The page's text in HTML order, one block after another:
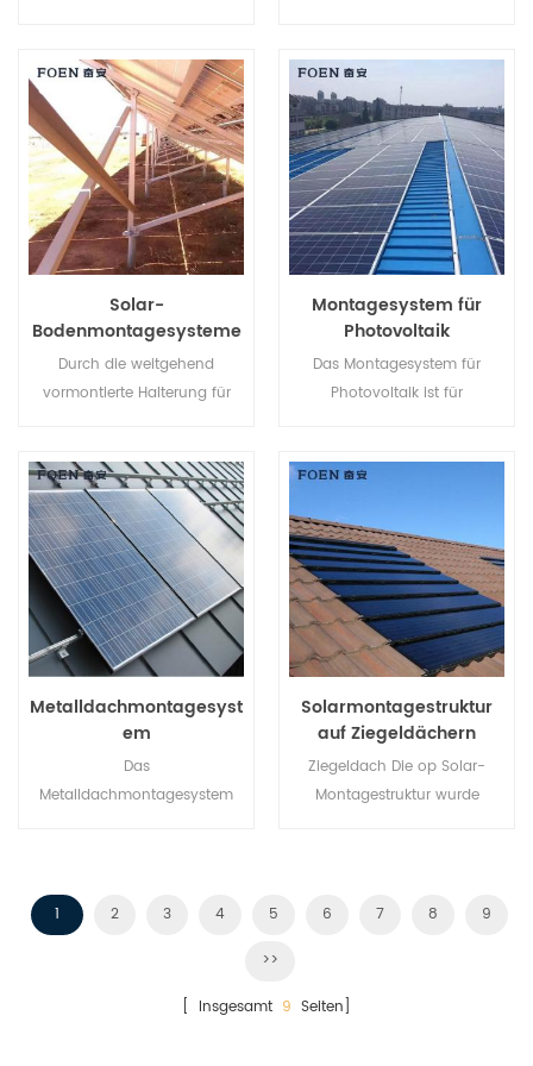
Arbeitskosten zu sparen und
die Installationszeit zu
verkürzen.
Erdschrauben verwendet
werden.
Solar-
Bodenmontagesysteme
Durch die weitgehend
vormontierte Halterung für
sparen und die
Installationszeit verkürzen.
Montagesystem für
Photovoltaik
Das Montagesystem für
Photovoltaik ist für
Montage, enorme
bald.
Metalldachmontagesyst
em
Das
Metalldachmontagesystem
sicherer Struktur.
Solarmontagestruktur
auf Ziegeldächern
Ziegeldach Die op Solar-
Montagestruktur wurde
1
2 3 4 5 6 7 8 9
>>
[ Insgesamt 9 Seiten]